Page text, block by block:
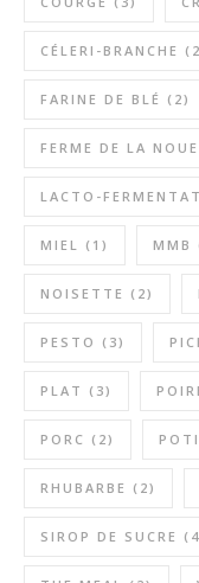
CÉLERI-BRANCHE
FARINE DE BLÉ (2)
FERME DE LA NOUE
LACTO-
MIEL (1) MMB
NOISETTE (2)
PESTO (3)
PLAT (3)
PORC (2)
RHUBARBE (2)
SIROP DE SUCRE